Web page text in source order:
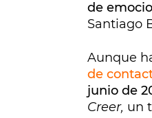
de
Santiago
Aunque
de
junio de
Creer, un